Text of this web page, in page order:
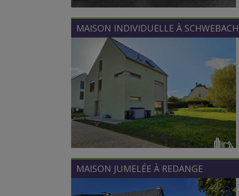
MAISON INDIVIDUELLE À SCHWEBACH
MAISON JUMELÉE À REDANGE